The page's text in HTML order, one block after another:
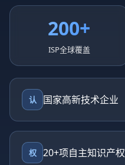
200+
ISP全球覆盖
认 国家高新技术企业
权 20+项自主知识产权